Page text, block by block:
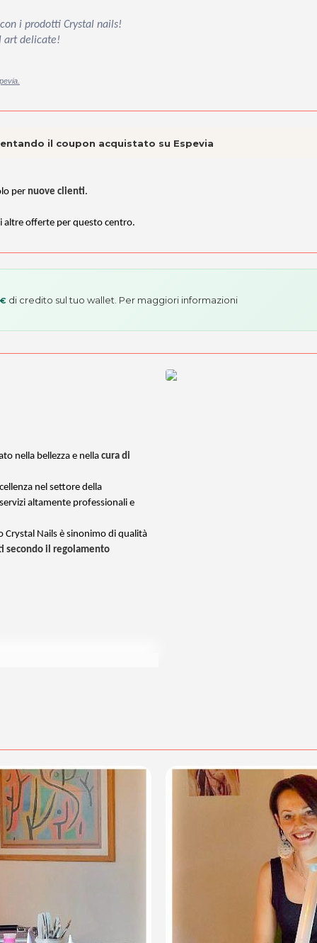
i prodotti Crystal nails!
art delicate!
il coupon acquistato su Espevia
per nuove clienti.
altre offerte per questo centro.
di credito sul tuo wallet. Per maggiori informazioni
nella bellezza e nella cura di
nel settore della
altamente professionali e
Crystal Nails è sinonimo di qualità
secondo il regolamento
scrivi aposta@espevia.it